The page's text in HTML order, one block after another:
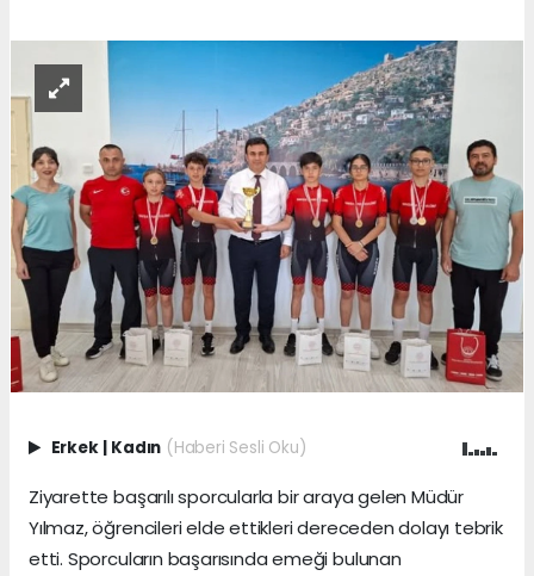
Erkek | Kadın (Haberi Sesli Oku)
Ziyarette başarılı sporcularla bir araya gelen Müdür
Yılmaz, öğrencileri elde ettikleri dereceden dolayı tebrik
etti. Sporcuların başarısında emeği bulunan